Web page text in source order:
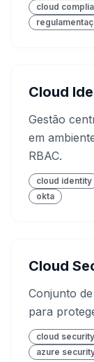
cloud
Cloud
Gestão
em
RBAC.
cloud identity
okta
Cloud
Conjunto
para
cloud security
azure